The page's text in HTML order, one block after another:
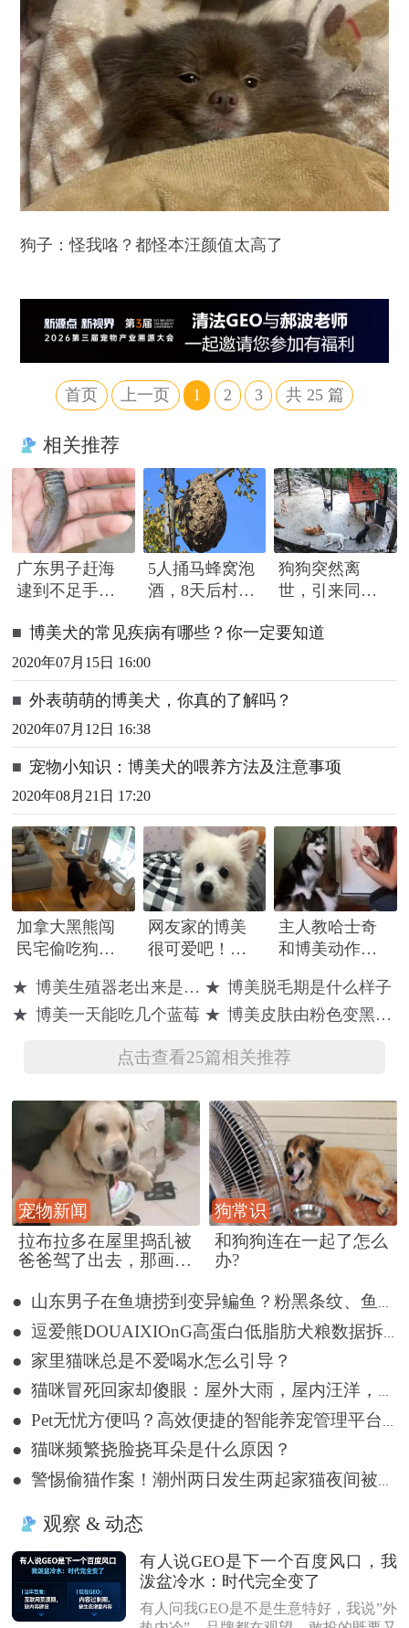
狗子：怪我咯？都怪本汪颜值太高了
首页 上一页 1 2 3 共25 篇
相关推荐
广东男子赶海
逮到不足手指
隆起像奥特曼
5人捅马蜂窝泡
酒，8天后村民
狗狗突然离
世，引来同伴
只小狗尿都没
■ 博美犬的常见疾病有哪些？你一定要知道
2020年07月15日 16:00
■ 外表萌萌的博美犬，你真的了解吗？
2020年07月12日 16:38
■ 宠物小知识：博美犬的喂养方法及注意事项
2020年08月21日 17:20
加拿大黑熊闯
民宅偷吃狗
吓到落荒而逃
网友家的博美
很可爱吧！它
月了……
主人教哈士奇
和博美动作口
绝了
★ 博美生殖器老出来是咋回事 ★ 博美脱毛期是什么样子
★ 博美一天能吃几个蓝莓 ★ 博美皮肤由粉色变黑怎么治好
点击查看25篇相关推荐
宠物新闻
拉布拉多在屋里捣乱被
爸爸驾了出去，那画面
狗常识
和狗狗连在一起了怎么
办?
● 山东男子在鱼塘捞到变异鳊鱼？粉黑条纹、鱼体三角形，网友：很刑
● 家里猫咪总是不爱喝水怎么引导？
● 猫咪冒死回家却傻眼：屋外大雨，屋内汪洋，网友：不回也罢
● Pet无忧方便吗？高效便捷的智能养宠管理平台详解
● 猫咪频繁挠脸挠耳朵是什么原因？
观察 & 动态
有人说GEO是下一个百度风口，我
泼盆冷水：时代完全变了
有人问我GEO是不是生意特好，我说”外